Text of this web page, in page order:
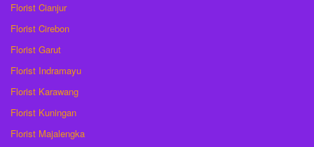
Florist Cianjur
Florist Cirebon
Florist Garut
Florist Indramayu
Florist Karawang
Florist Kuningan
Florist Majalengka